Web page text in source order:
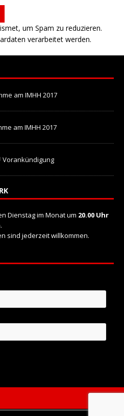
um Spam zu reduzieren.
verarbeitet werden.
am IMHH 2017
am IMHH 2017
Vorankündigung
Dienstag im Monat um 20.00 Uhr
sind jederzeit willkommen.